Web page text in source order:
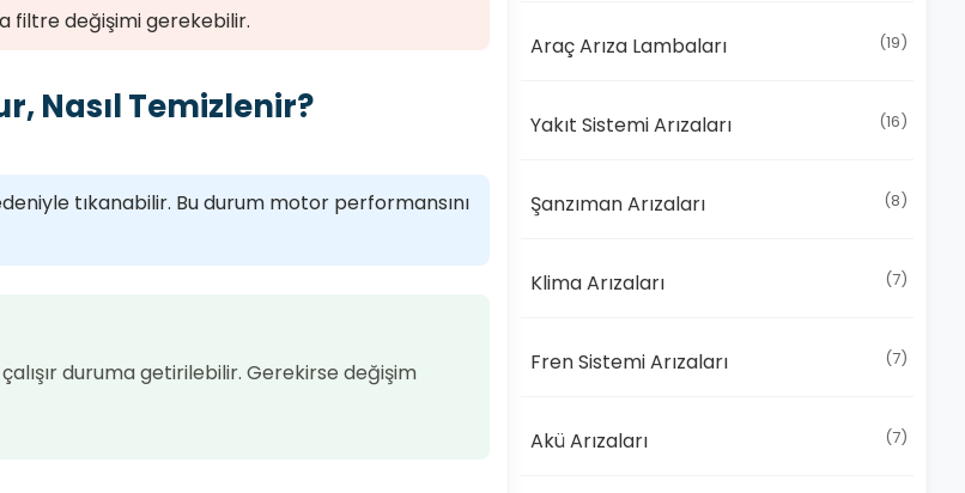
filtre değişimi gerekebilir.
Nasıl Temizlenir?
tıkanabilir. Bu durum motor performansını
duruma getirilebilir. Gerekirse değişim
Araç Arıza Lambaları (19)
Yakıt Sistemi Arızaları (16)
Şanzıman Arızaları (8)
Klima Arızaları (7)
Fren Sistemi Arızaları (7)
Akü Arızaları (7)